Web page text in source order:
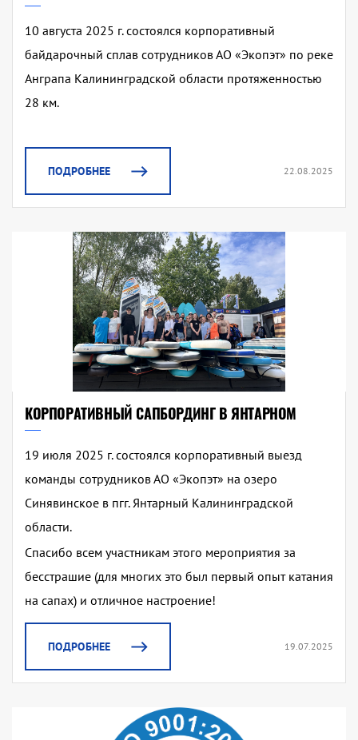
10 августа 2025 г. состоялся корпоративный
байдарочный сплав сотрудников АО «Экопэт» по реке
Анграпа Калининградской области протяженностью
28 км.
ПОДРОБНЕЕ 22.08.2025
КОРПОРАТИВНЫЙ САПБОРДИНГ В ЯНТАРНОМ
19 июля 2025 г. состоялся корпоративный выезд
команды сотрудников АО «Экопэт» на озеро
Синявинское в пгг. Янтарный Калининградской
области.
Спасибо всем участникам этого мероприятия за
бесстрашие (для многих это был первый опыт катания
на сапах) и отличное настроение!
ПОДРОБНЕЕ 19.07.2025